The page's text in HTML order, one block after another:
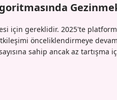
için gereklidir. 2025'te
önceliklendirmeye
sahip ancak az tartışma